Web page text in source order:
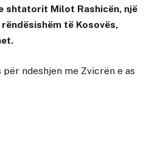
shtatorit Milot Rashicën, një
të Kosovës,
ndeshjen me Zvicrën e as